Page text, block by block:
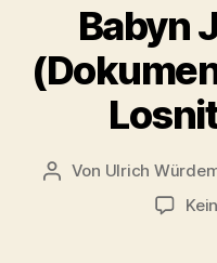
Babyn
Beitragsautor
Von Ulrich